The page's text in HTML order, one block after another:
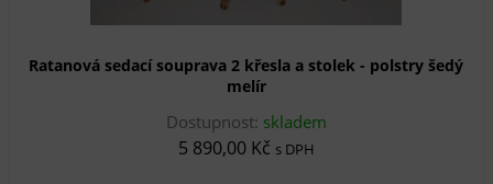
Ratanová sedací souprava 2 křesla a stolek - polstry šedý
melír
Dostupnost: skladem
5 890,00 Kč s DPH